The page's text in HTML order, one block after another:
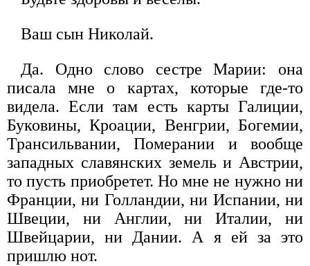
Ваш сын Николай.
Да. Одно слово сестре Марии: она
писала мне о картах, которые где-то
видела. Если там есть карты Галиции,
Буковины, Кроации, Венгрии, Богемии,
Трансильвании, Померании и вообще
западных славянских земель и Австрии,
то пусть приобретет. Но мне не нужно ни
Франции, ни Голландии, ни Испании, ни
Швеции, ни Англии, ни Италии, ни
Швейцарии, ни Дании. А я ей за это
пришлю нот.